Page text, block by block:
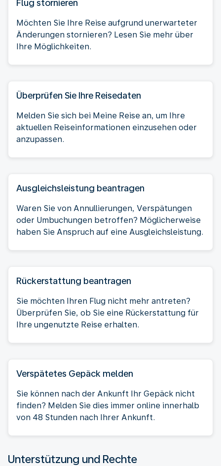
Flug stornieren
Möchten Sie Ihre Reise aufgrund unerwarteter
Änderungen stornieren? Lesen Sie mehr über
Ihre Möglichkeiten.
Überprüfen Sie Ihre Reisedaten
Melden Sie sich bei Meine Reise an, um Ihre
aktuellen Reiseinformationen einzusehen oder
anzupassen.
Ausgleichsleistung beantragen
Waren Sie von Annullierungen, Verspätungen
oder Umbuchungen betroffen? Möglicherweise
haben Sie Anspruch auf eine Ausgleichsleistung.
Rückerstattung beantragen
Sie möchten Ihren Flug nicht mehr antreten?
Überprüfen Sie, ob Sie eine Rückerstattung für
Ihre ungenutzte Reise erhalten.
Verspätetes Gepäck melden
Sie können nach der Ankunft Ihr Gepäck nicht
finden? Melden Sie dies immer online innerhalb
von 48 Stunden nach Ihrer Ankunft.
Unterstützung und Rechte